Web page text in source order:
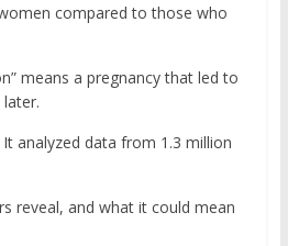
compared to those who
means a pregnancy that led to
It analyzed data from 1.3 million
reveal, and what it could mean